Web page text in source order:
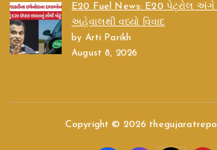
E20 Fuel News: E20 પેટ્રોલ અંગે
અહેવાલથી વધ્યો વિવાદ
by Arti Parikh
August 8, 2026
Copyright © 2026